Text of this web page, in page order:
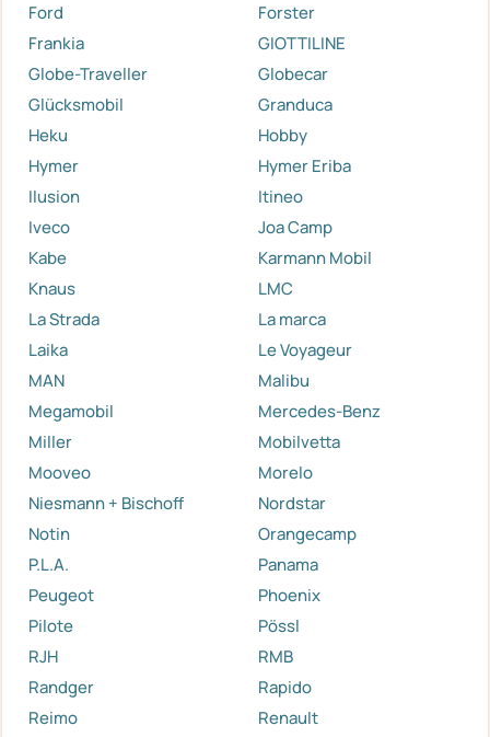
Ford
Forster
Frankia
GIOTTILINE
Globe-Traveller
Globecar
Glücksmobil
Granduca
Heku
Hobby
Hymer
Hymer Eriba
Ilusion
Itineo
Iveco
Joa Camp
Kabe
Karmann Mobil
Knaus
LMC
La Strada
La marca
Laika
Le Voyageur
MAN
Malibu
Megamobil
Mercedes-Benz
Miller
Mobilvetta
Mooveo
Morelo
Niesmann + Bischoff
Nordstar
Notin
Orangecamp
P.L.A.
Panama
Peugeot
Phoenix
Pilote
Pössl
RJH
RMB
Randger
Rapido
Reimo
Renault